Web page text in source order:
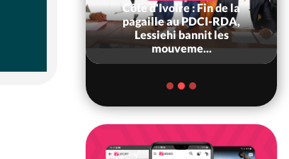
Côte d'Ivoire : Fin de la
pagaille au PDCI-RDA,
Lessiehi bannit les
mouveme...